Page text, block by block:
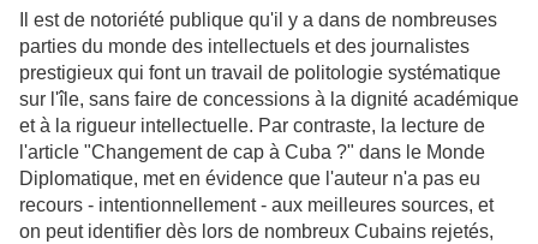
Il est de notoriété publique qu'il y a dans de nombreuses
parties du monde des intellectuels et des journalistes
prestigieux qui font un travail de politologie systématique
sur l'île, sans faire de concessions à la dignité académique
et à la rigueur intellectuelle. Par contraste, la lecture de
l'article "Changement de cap à Cuba ?" dans le Monde
Diplomatique, met en évidence que l'auteur n'a pas eu
recours - intentionnellement - aux meilleures sources, et
on peut identifier dès lors de nombreux Cubains rejetés,